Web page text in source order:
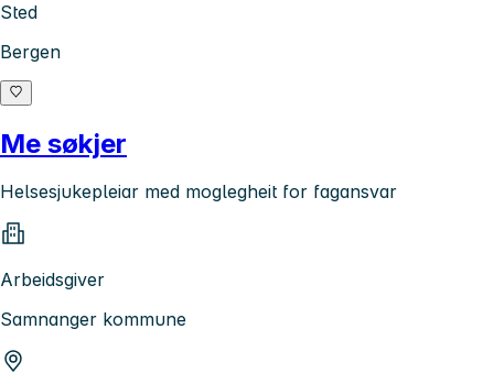
Sted
Bergen
Me søkjer
Helsesjukepleiar med moglegheit for fagansvar
Arbeidsgiver
Samnanger kommune